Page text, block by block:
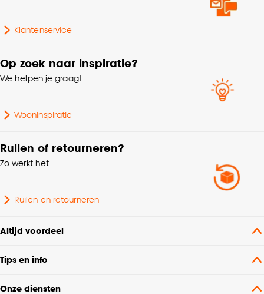
Klantenservice
Op zoek naar inspiratie?
We helpen je graag!
Wooninspiratie
Ruilen of retourneren?
Zo werkt het
Ruilen en retourneren
Altijd voordeel
Tips en info
Onze diensten